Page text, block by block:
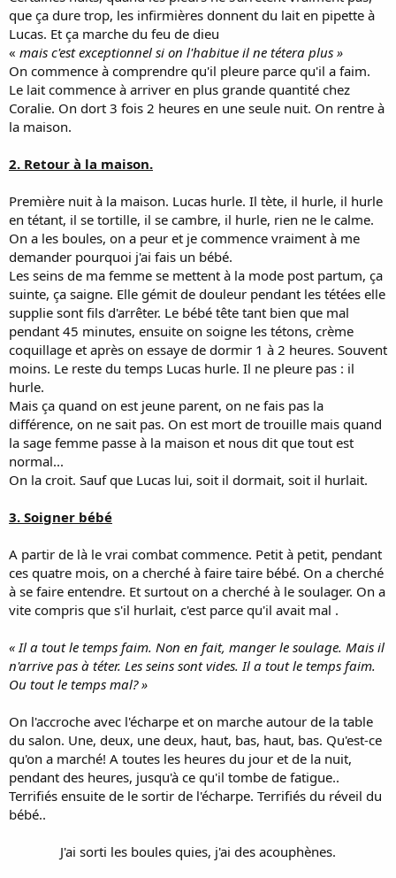
que ça dure trop, les infirmières donnent du lait en pipette à
Lucas. Et ça marche du feu de dieu
« mais c'est exceptionnel si on l'habitue il ne tétera plus »
On commence à comprendre qu'il pleure parce qu'il a faim.
Le lait commence à arriver en plus grande quantité chez
Coralie. On dort 3 fois 2 heures en une seule nuit. On rentre à
la maison.
2. Retour à la maison.
Première nuit à la maison. Lucas hurle. Il tète, il hurle, il hurle
en tétant, il se tortille, il se cambre, il hurle, rien ne le calme.
On a les boules, on a peur et je commence vraiment à me
demander pourquoi j'ai fais un bébé.
Les seins de ma femme se mettent à la mode post partum, ça
suinte, ça saigne. Elle gémit de douleur pendant les tétées elle
supplie sont fils d'arrêter. Le bébé tête tant bien que mal
pendant 45 minutes, ensuite on soigne les tétons, crème
coquillage et après on essaye de dormir 1 à 2 heures. Souvent
moins. Le reste du temps Lucas hurle. Il ne pleure pas : il
hurle.
Mais ça quand on est jeune parent, on ne fais pas la
différence, on ne sait pas. On est mort de trouille mais quand
la sage femme passe à la maison et nous dit que tout est
normal...
On la croit. Sauf que Lucas lui, soit il dormait, soit il hurlait.
3. Soigner bébé
A partir de là le vrai combat commence. Petit à petit, pendant
ces quatre mois, on a cherché à faire taire bébé. On a cherché
à se faire entendre. Et surtout on a cherché à le soulager. On a
vite compris que s'il hurlait, c'est parce qu'il avait mal .
« Il a tout le temps faim. Non en fait, manger le soulage. Mais il
n'arrive pas à téter. Les seins sont vides. Il a tout le temps faim.
Ou tout le temps mal? »
On l'accroche avec l'écharpe et on marche autour de la table
du salon. Une, deux, une deux, haut, bas, haut, bas. Qu'est-ce
qu'on a marché! A toutes les heures du jour et de la nuit,
pendant des heures, jusqu'à ce qu'il tombe de fatigue..
Terrifiés ensuite de le sortir de l'écharpe. Terrifiés du réveil du
bébé..
J'ai sorti les boules quies, j'ai des acouphènes.​